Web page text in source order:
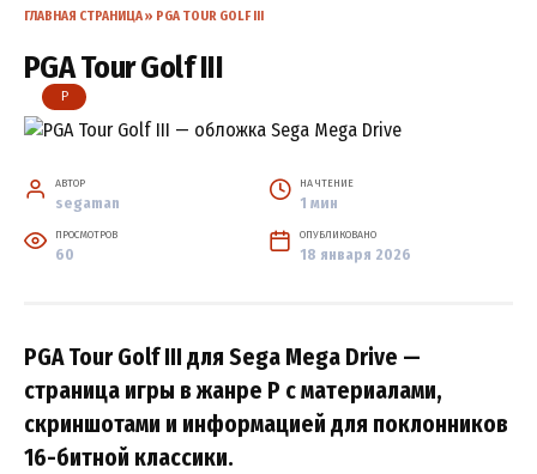
ГЛАВНАЯ СТРАНИЦА» PGA TOUR GOLF III
PGA Tour Golf III
P
АВТОР
segaman
НА ЧТЕНИЕ
1 мин
ПРОСМОТРОВ
60
ОПУБЛИКОВАНО
18 января 2026
PGA Tour Golf III для Sega Mega Drive —
страница игры в жанре P с материалами,
скриншотами и информацией для поклонников
16-битной классики.